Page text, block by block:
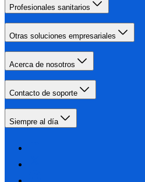
Profesionales sanitarios
Otras soluciones empresariales
Acerca de nosotros
Contacto de soporte
Siempre al día